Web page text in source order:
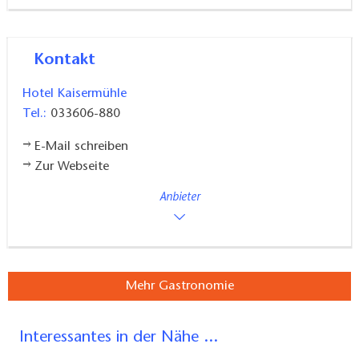
wechselnden Blicken auf Wasser, Natur und
Kontakt
Hotel Kaisermühle
Tel.: 033606-880
E-Mail schreiben
Zur Webseite
Anbieter
Mehr Gastronomie
Interessantes in der Nähe ...